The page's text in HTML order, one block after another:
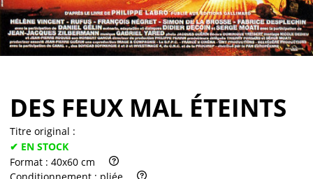
DES FEUX MAL ÉTEINTS
Titre original :
✔ EN STOCK
Format : 40x60 cm